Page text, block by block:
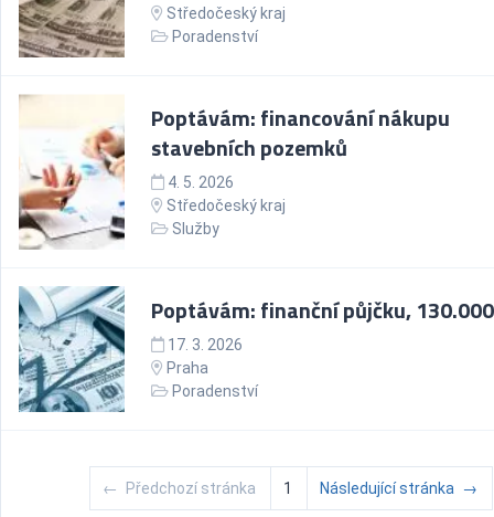
Středočeský kraj
Poradenství
Poptávám: financování nákupu
stavebních pozemků
4. 5. 2026
Středočeský kraj
Služby
Poptávám: finanční půjčku,
17. 3. 2026
Praha
Poradenství
← Předchozí stránka 1 Následující stránka →